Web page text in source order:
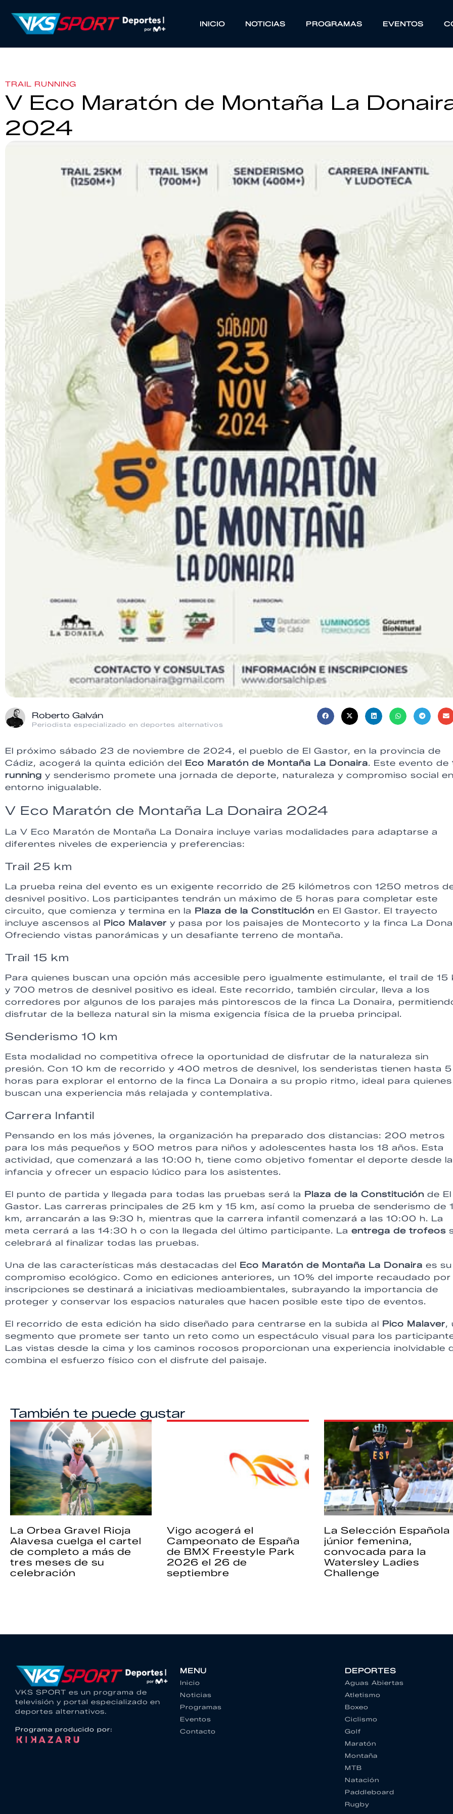
INICIO NOTICIAS PROGRAMAS EVENTOS
TRAIL RUNNING
V Eco Maratón de Montaña La
2024
Roberto Galván
Periodista especializado en deportes alternativos
El próximo sábado 23 de noviembre de 2024, el pueblo de El Gastor, en la provincia de
Cádiz, acogerá la quinta edición del Eco Maratón de Montaña La Donaira. Este evento de
running y senderismo promete una jornada de deporte, naturaleza y compromiso social
entorno inigualable.
V Eco Maratón de Montaña La Donaira 2024
La V Eco Maratón de Montaña La Donaira incluye varias modalidades para adaptarse a
diferentes niveles de experiencia y preferencias:
Trail 25 km
La prueba reina del evento es un exigente recorrido de 25 kilómetros con 1250 metros
desnivel positivo. Los participantes tendrán un máximo de 5 horas para completar este
circuito, que comienza y termina en la Plaza de la Constitución en El Gastor. El trayecto
incluye ascensos al Pico Malaver y pasa por los paisajes de Montecorto y la finca La
Ofreciendo vistas panorámicas y un desafiante terreno de montaña.
Trail 15 km
Para quienes buscan una opción más accesible pero igualmente estimulante, el trail de 15
y 700 metros de desnivel positivo es ideal. Este recorrido, también circular, lleva a los
corredores por algunos de los parajes más pintorescos de la finca La Donaira,
disfrutar de la belleza natural sin la misma exigencia física de la prueba principal.
Senderismo 10 km
Esta modalidad no competitiva ofrece la oportunidad de disfrutar de la naturaleza sin
presión. Con 10 km de recorrido y 400 metros de desnivel, los senderistas tienen hasta 5
horas para explorar el entorno de la finca La Donaira a su propio ritmo, ideal para quienes
buscan una experiencia más relajada y contemplativa.
Carrera Infantil
Pensando en los más jóvenes, la organización ha preparado dos distancias: 200 metros
para los más pequeños y 500 metros para niños y adolescentes hasta los 18 años. Esta
actividad, que comenzará a las 10:00 h, tiene como objetivo fomentar el deporte desde la
infancia y ofrecer un espacio lúdico para los asistentes.
El punto de partida y llegada para todas las pruebas será la Plaza de la Constitución de El
Gastor. Las carreras principales de 25 km y 15 km, así como la prueba de senderismo de
km, arrancarán a las 9:30 h, mientras que la carrera infantil comenzará a las 10:00 h. La
meta cerrará a las 14:30 h o con la llegada del último participante. La entrega de trofeos
celebrará al finalizar todas las pruebas.
Una de las características más destacadas del Eco Maratón de Montaña La Donaira es su
compromiso ecológico. Como en ediciones anteriores, un 10% del importe recaudado por
inscripciones se destinará a iniciativas medioambientales, subrayando la importancia de
proteger y conservar los espacios naturales que hacen posible este tipo de eventos.
El recorrido de esta edición ha sido diseñado para centrarse en la subida al Pico Malaver,
segmento que promete ser tanto un reto como un espectáculo visual para los
Las vistas desde la cima y los caminos rocosos proporcionan una experiencia inolvidable
combina el esfuerzo físico con el disfrute del paisaje.
También te puede gustar
La Orbea Gravel Rioja
Alavesa cuelga el cartel
de completo a más de
tres meses de su
celebración
Vigo acogerá el
Campeonato de España
de BMX Freestyle Park
2026 el 26 de
septiembre
La Selección Española
júnior femenina,
convocada para la
Watersley Ladies
Challenge
VKS SPORT es un programa de
televisión y portal especializado en
deportes alternativos.
Programa producido por:
MENU
Inicio
Noticias
Programas
Eventos
Contacto
DEPORTES
Aguas Abiertas
Atletismo
Boxeo
Ciclismo
Golf
Maratón
Montaña
MTB
Natación
Paddleboard
Rugby